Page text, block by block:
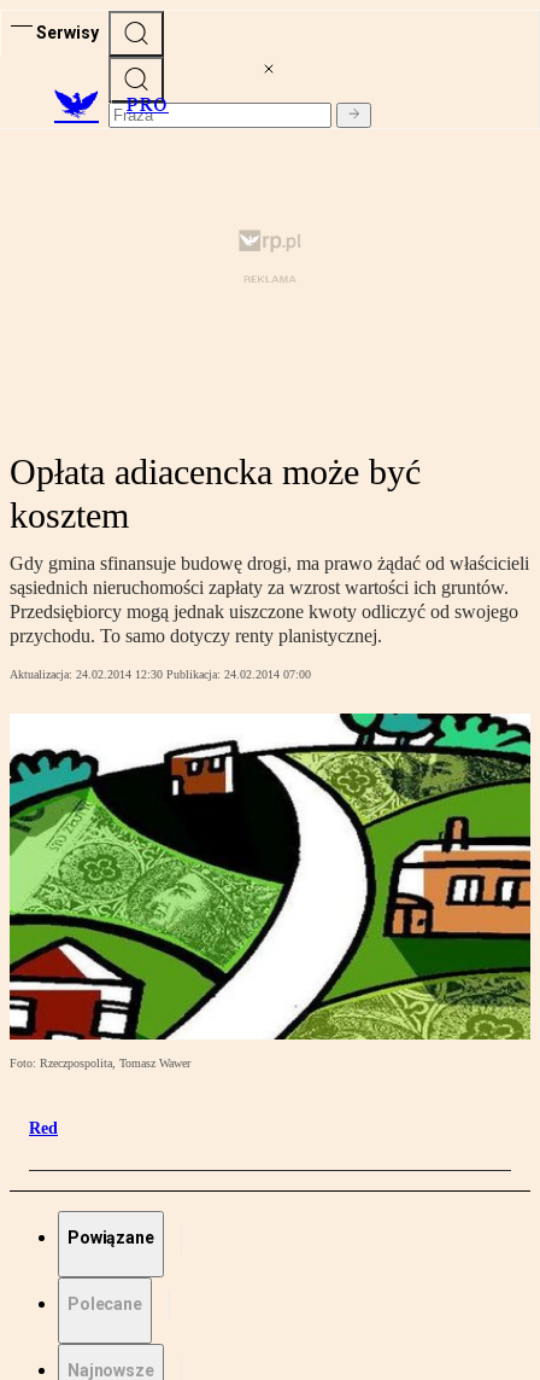
Serwisy
PRO
Opłata adiacencka może być
kosztem
Gdy gmina sfinansuje budowę drogi, ma prawo żądać od właścicieli
sąsiednich nieruchomości zapłaty za wzrost wartości ich gruntów.
Przedsiębiorcy mogą jednak uiszczone kwoty odliczyć od swojego
przychodu. To samo dotyczy renty planistycznej.
Aktualizacja: 24.02.2014 12:30 Publikacja: 24.02.2014 07:00
Foto: Rzeczpospolita, Tomasz Wawer
Red
Powiązane
Polecane
Najnowsze